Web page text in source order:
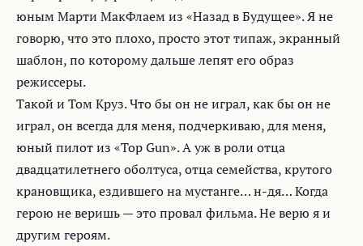
юным Марти МакФлаем из «Назад в Будущее». Я не
говорю, что это плохо, просто этот типаж, экранный
шаблон, по которому дальше лепят его образ
режиссеры.
Такой и Том Круз. Что бы он не играл, как бы он не
играл, он всегда для меня, подчеркиваю, для меня,
юный пилот из «Top Gun». А уж в роли отца
двадцатилетнего оболтуса, отца семейства, крутого
крановщика, ездившего на мустанге… н-дя… Когда
герою не веришь — это провал фильма. Не верю я и
другим героям.